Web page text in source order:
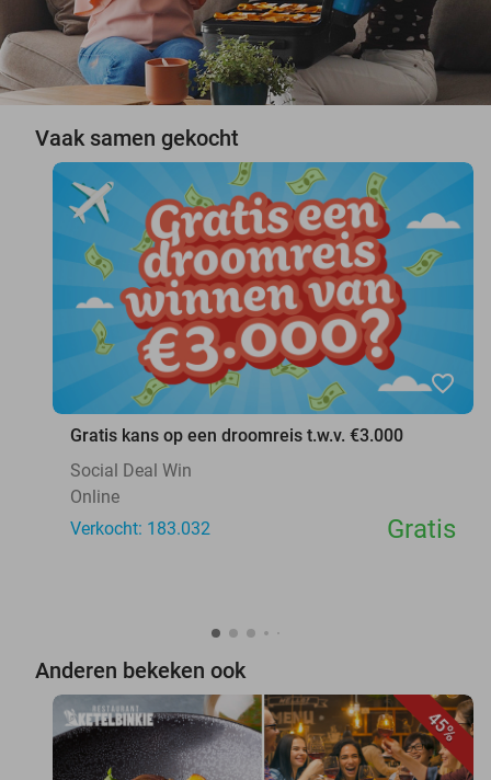
Vaak samen gekocht
favorite_border
Gratis kans op een droomreis t.w.v. €3.000
Social Deal Win
Online
Verkocht: 183.032
Gratis
Anderen bekeken ook
45%